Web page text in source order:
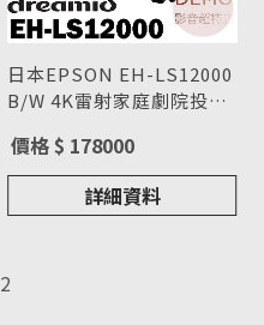
日本EPSON EH-LS12000
B/W 4K雷射家庭劇院投影
價格 $ 178000
詳細資料
2